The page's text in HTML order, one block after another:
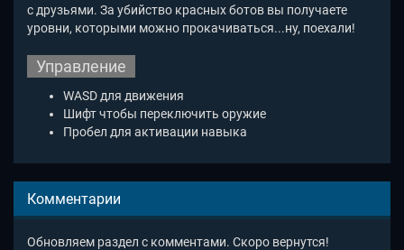
с друзьями. За убийство красных ботов вы получаете
уровни, которыми можно прокачиваться...ну, поехали!
Управление
WASD для движения
Шифт чтобы переключить оружие
Пробел для активации навыка
Комментарии
Обновляем раздел с комментами. Скоро вернутся!